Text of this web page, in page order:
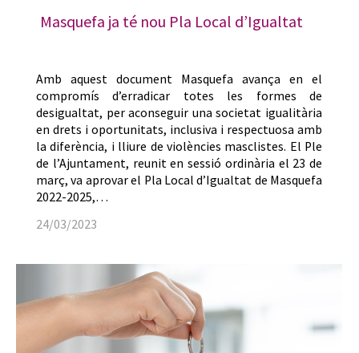
Masquefa ja té nou Pla Local d’Igualtat
Amb aquest document Masquefa avança en el
compromís d’erradicar totes les formes de
desigualtat, per aconseguir una societat igualitària
en drets i oportunitats, inclusiva i respectuosa amb
la diferència, i lliure de violències masclistes. El Ple
de l’Ajuntament, reunit en sessió ordinària el 23 de
març, va aprovar el Pla Local d’Igualtat de Masquefa
2022-2025,…
24/03/2023